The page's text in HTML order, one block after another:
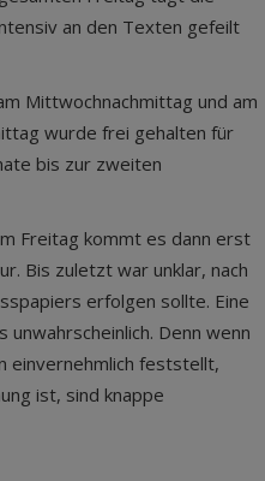
an den Texten gefeilt
Mittwochnachmittag und am
wurde frei gehalten für
bis zur zweiten
Freitag kommt es dann erst
Bis zuletzt war unklar, nach
erfolgen sollte. Eine
Denn wenn
einvernehmlich feststellt,
ist, sind knappe